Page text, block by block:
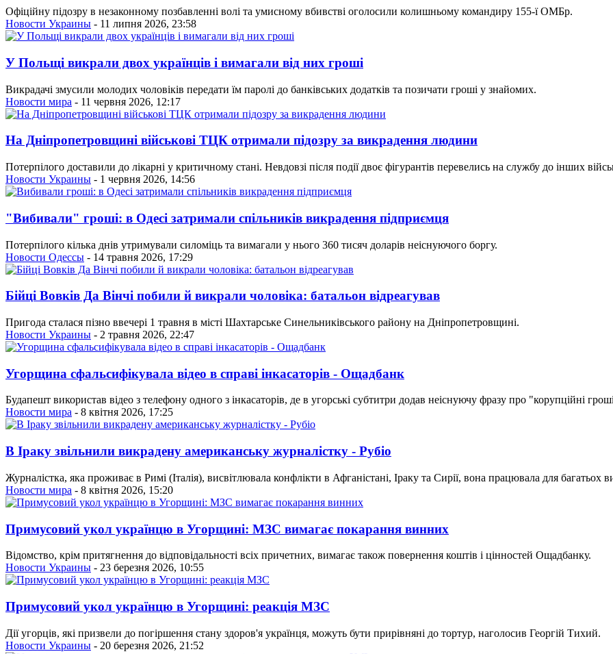
Офіційну підозру в незаконному позбавленні волі та умисному вбивстві оголосили колишньому командиру 155-ї ОМБр.
Новости Украины - 11 липня 2026, 23:58
У Польщі викрали двох українців і вимагали від них гроші
Викрадачі змусили молодих чоловіків передати їм паролі до банківських додатків та позичати гроші у знайомих.
Новости мира - 11 червня 2026, 12:17
На Дніпропетровщині військові ТЦК отримали підозру за викрадення людини
Потерпілого доставили до лікарні у критичному стані. Невдовзі після події двоє фігурантів перевелись на службу до інших
Новости Украины - 1 червня 2026, 14:56
"Вибивали" гроші: в Одесі затримали спільників викрадення підприємця
Потерпілого кілька днів утримували силоміць та вимагали у нього 360 тисяч доларів неіснуючого боргу.
Новости Одессы - 14 травня 2026, 17:29
Бійці Вовків Да Вінчі побили й викрали чоловіка: батальон відреагував
Пригода сталася пізно ввечері 1 травня в місті Шахтарське Синельниківського району на Дніпропетровщині.
Новости Украины - 2 травня 2026, 22:47
Угорщина сфальсифікувала відео в справі інкасаторів - Ощадбанк
Будапешт використав відео з телефону одного з інкасаторів, де в угорські субтитри додав неіснуючу фразу про "корупційні
Новости мира - 8 квітня 2026, 17:25
В Іраку звільнили викрадену американську журналістку - Рубіо
Журналістка, яка проживає в Римі (Італія), висвітлювала конфлікти в Афганістані, Іраку та Сирії, вона працювала для багатьох
Новости мира - 8 квітня 2026, 15:20
Примусовий укол українцю в Угорщині: МЗС вимагає покарання винних
Відомство, крім притягнення до відповідальності всіх причетних, вимагає також повернення коштів і цінностей Ощадбанку.
Новости Украины - 23 березня 2026, 10:55
Примусовий укол українцю в Угорщині: реакція МЗС
Дії угорців, які призвели до погіршення стану здоров'я українця, можуть бути прирівняні до тортур, наголосив Георгій Тихий.
Новости Украины - 20 березня 2026, 21:52